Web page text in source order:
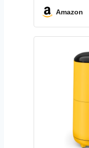
brassage
Sans
FZ727800
Amazon